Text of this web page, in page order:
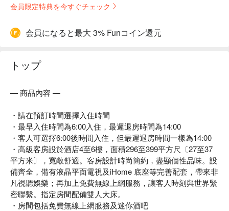
会員限定特典を今すぐチェック
会員になると最大 3% Funコイン還元
トップ
— 商品內容 —
・請在預訂時間選擇入住時間
・最早入住時間為6:00入住，最遲退房時間為14:00
・客人可選擇6:00後時間入住，但最遲退房時間一樣為14:00
・高級客房設於酒店4至6樓，面積296至399平方尺〔27至37
平方米〕，寬敞舒適。客房設計時尚簡約，盡顯個性品味。設
備齊全，備有液晶平面電視及iHome 底座等完善配套，帶來非
凡視聽娛樂；再加上免費無線上網服務，讓客人時刻與世界緊
密聯繫。指定房間配備雙人大床。
・房間包括免費無線上網服務及迷你酒吧